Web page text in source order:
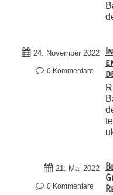
24. November 2022
0 Kommentare
21. Mai 2022
0 Kommentare